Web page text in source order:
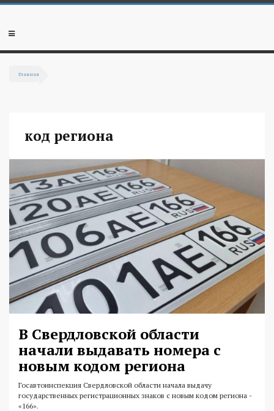
Перейти к основному содержанию
Мобильное
Главная
код региона
В Свердловской области
начали выдавать номера с
новым кодом региона
Госавтоинспекция Свердловской области начала выдачу
государственных регистрационных знаков с новым кодом региона -
«166».